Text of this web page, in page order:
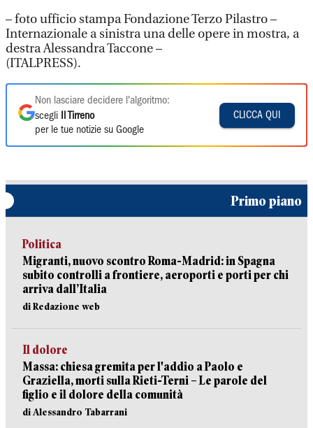
– foto ufficio stampa Fondazione Terzo Pilastro –
Internazionale a sinistra una delle opere in mostra, a
destra Alessandra Taccone –
(ITALPRESS).
Non lasciare decidere l'algoritmo:
scegli
Il Tirreno
per le tue notizie su Google
CLICCA QUI
Primo piano
Politica
Migranti, nuovo scontro Roma-Madrid: in Spagna
subito controlli a frontiere, aeroporti e porti per chi
arriva dall’Italia
di Redazione web
Il dolore
Massa: chiesa gremita per l'addio a Paolo e
Graziella, morti sulla Rieti-Terni – Le parole del
figlio e il dolore della comunità
di Alessandro Tabarrani